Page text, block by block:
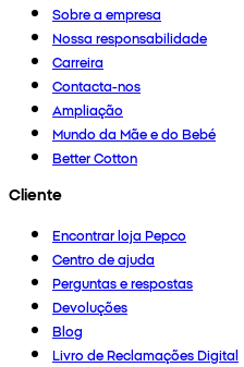
Sobre a empresa
Nossa responsabilidade
Carreira
Contacta-nos
Ampliação
Mundo da Mãe e do Bebé
Better Cotton
Cliente
Encontrar loja Pepco
Centro de ajuda
Perguntas e respostas
Devoluções
Blog
Livro de Reclamações Digital